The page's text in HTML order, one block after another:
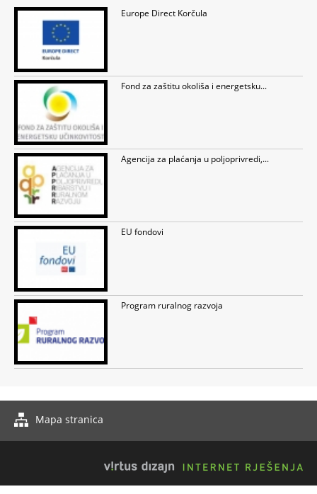
Europe Direct Korčula
Fond za zaštitu okoliša i energetsku...
Agencija za plaćanja u poljoprivredi,...
EU fondovi
Program ruralnog razvoja
Mapa stranica